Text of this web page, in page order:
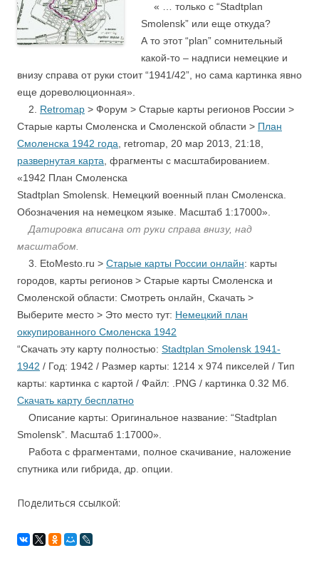
« … только с “Stadtplan
Smolensk” или еще откуда?
А то этот “plan” сомнительный
какой-то – надписи немецкие и
внизу справа от руки стоит “1941/42”, но сама картинка явно
еще дореволюционная».
2. Retromap > Форум > Старые карты регионов России >
Старые карты Смоленска и Смоленской области > План
Смоленска 1942 года , retromap, 20 мар 2013, 21:18,
развернутая карта , фрагменты с масштабированием.
«1942 План Смоленска
Stadtplan Smolensk. Немецкий военный план Смоленска.
Обозначения на немецком языке. Масштаб 1:17000».
Датировка вписана от руки справа внизу, над
масштабом.
3. EtoMesto.ru > Старые карты России онлайн: карты
городов, карты регионов > Старые карты Смоленска и
Смоленской области: Смотреть онлайн, Скачать >
Выберите место > Это место тут: Немецкий план
оккупированного Смоленска 1942
“Скачать эту карту полностью: Stadtplan Smolensk 1941-
1942 / Год: 1942 / Размер карты: 1214 x 974 пикселей / Тип
карты: картинка с картой / Файл: .PNG / картинка 0.32 Мб.
Скачать карту бесплатно
Описание карты: Оригинальное название: “Stadtplan
Smolensk”. Масштаб 1:17000».
Работа с фрагментами, полное скачивание, наложение
спутника или гибрида, др. опции.
Поделиться ссылкой: